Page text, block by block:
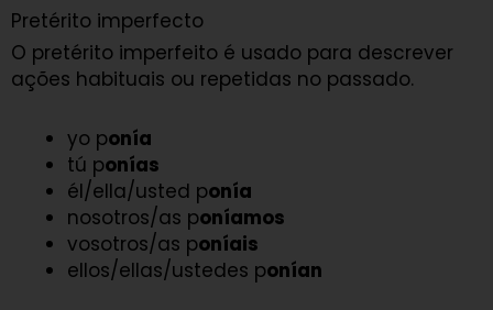
Pretérito imperfecto
O pretérito imperfeito é usado para descrever
ações habituais ou repetidas no passado.
yo ponía
tú ponías
él/ella/usted ponía
nosotros/as poníamos
vosotros/as poníais
ellos/ellas/ustedes ponían